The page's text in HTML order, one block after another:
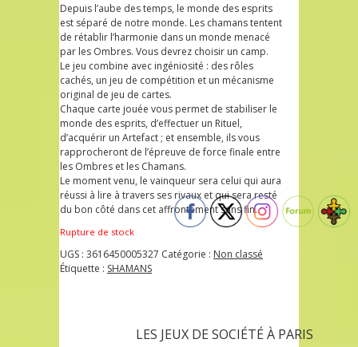
Depuis l’aube des temps, le monde des esprits
est séparé de notre monde. Les chamans tentent
de rétablir l’harmonie dans un monde menacé
par les Ombres. Vous devrez choisir un camp.
Le jeu combine avec ingéniosité : des rôles
cachés, un jeu de compétition et un mécanisme
original de jeu de cartes.
Chaque carte jouée vous permet de stabiliser le
monde des esprits, d’effectuer un Rituel,
d’acquérir un Artefact ; et ensemble, ils vous
rapprocheront de l’épreuve de force finale entre
les Ombres et les Chamans.
Le moment venu, le vainqueur sera celui qui aura
réussi à lire à travers ses rivaux et qui sera resté
du bon côté dans cet affrontement sans fin.
Rupture de stock
UGS : 3616450005327 Catégorie : Non classé
Étiquette : SHAMANS
LES JEUX DE SOCIÉTÉ À PARIS